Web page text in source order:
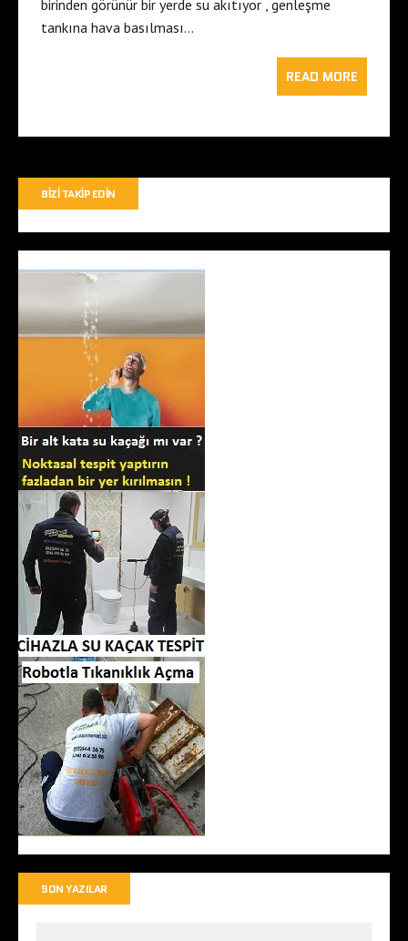
birinden görünür bir yerde su akıtıyor , genleşme
tankına hava basılması…
READ MORE
BIZI TAKIP EDIN
SON YAZILAR